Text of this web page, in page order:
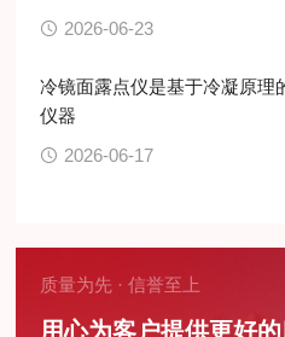
2026-06-23
冷镜面露点仪是基于冷凝原理
仪器
2026-06-17
质量为先 · 信誉至上
用心为客户提供更好